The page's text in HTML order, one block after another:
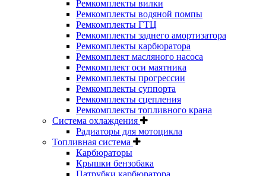
Ремкомплекты вилки
Ремкомплекты водяной помпы
Ремкомплекты ГТЦ
Ремкомплекты заднего амортизатора
Ремкомплекты карбюратора
Ремкомплект масляного насоса
Ремкомплект оси маятника
Ремкомплекты прогрессии
Ремкомплекты суппорта
Ремкомплекты сцепления
Ремкомплекты топливного крана
Система охлаждения
Радиаторы для мотоцикла
Топливная система
Карбюраторы
Крышки бензобака